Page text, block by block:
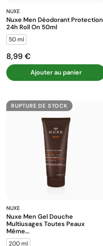
NUXE
Nuxe Men Déodorant Protection
24h Roll On 50ml
50 ml
Prix
8,99 €
Ajouter au panier
RUPTURE DE STOCK
NUXE
Nuxe Men Gel Douche
Multiusages Toutes Peaux
Même...
200 ml